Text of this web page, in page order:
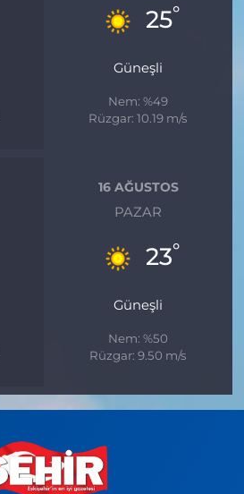
25°
Güneşli
Nem: %49
Rüzgar: 10.19 m/s
16 AĞUSTOS
PAZAR
23°
Güneşli
Nem: %50
Rüzgar: 9.50 m/s